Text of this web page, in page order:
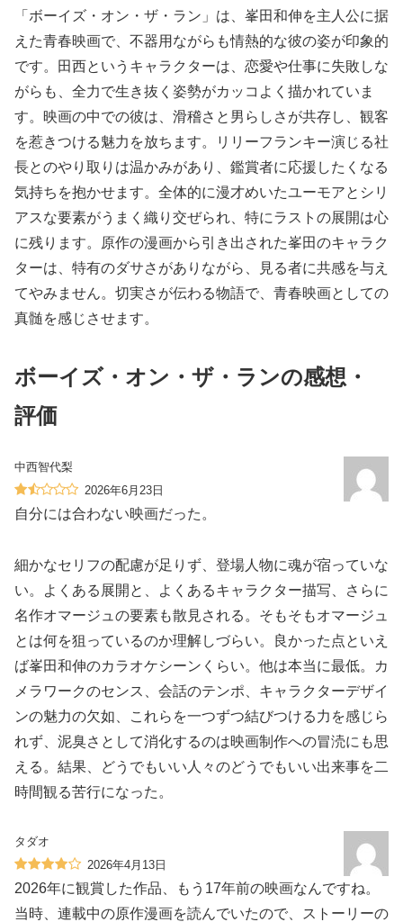
「ボーイズ・オン・ザ・ラン」は、峯田和伸を主人公に据
えた青春映画で、不器用ながらも情熱的な彼の姿が印象的
です。田西というキャラクターは、恋愛や仕事に失敗しな
がらも、全力で生き抜く姿勢がカッコよく描かれていま
す。映画の中での彼は、滑稽さと男らしさが共存し、観客
を惹きつける魅力を放ちます。リリーフランキー演じる社
長とのやり取りは温かみがあり、鑑賞者に応援したくなる
気持ちを抱かせます。全体的に漫才めいたユーモアとシリ
アスな要素がうまく織り交ぜられ、特にラストの展開は心
に残ります。原作の漫画から引き出された峯田のキャラク
ターは、特有のダサさがありながら、見る者に共感を与え
てやみません。切実さが伝わる物語で、青春映画としての
真髄を感じさせます。
ボーイズ・オン・ザ・ランの感想・
評価
中西智代梨
2026年6月23日
自分には合わない映画だった。
細かなセリフの配慮が足りず、登場人物に魂が宿っていな
い。よくある展開と、よくあるキャラクター描写、さらに
名作オマージュの要素も散見される。そもそもオマージュ
とは何を狙っているのか理解しづらい。良かった点といえ
ば峯田和伸のカラオケシーンくらい。他は本当に最低。カ
メラワークのセンス、会話のテンポ、キャラクターデザイ
ンの魅力の欠如、これらを一つずつ結びつける力を感じら
れず、泥臭さとして消化するのは映画制作への冒涜にも思
える。結果、どうでもいい人々のどうでもいい出来事を二
時間観る苦行になった。
タダオ
2026年4月13日
2026年に観賞した作品、もう17年前の映画なんですね。
当時、連載中の原作漫画を読んでいたので、ストーリーの